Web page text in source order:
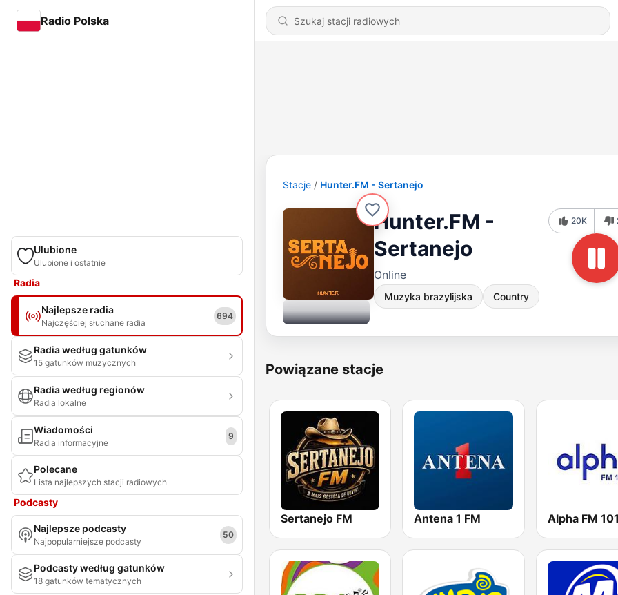
Radio Polska
Ulubione
Ulubione i ostatnie
Radia
Najlepsze radia
Najczęściej słuchane radia
694
Radia według gatunków
15 gatunków muzycznych
Radia według regionów
Radia lokalne
Wiadomości
Radia informacyjne
9
Polecane
Lista najlepszych stacji radiowych
Podcasty
Najlepsze podcasty
Najpopularniejsze podcasty
50
Podcasty według gatunków
18 gatunków tematycznych
Stacje Hunter.FM - Sertanejo
Hunter.FM -
Sertanejo
Online
Muzyka brazylijska Country
20K
Powiązane stacje
Sertanejo FM Antena 1 FM Alpha FM